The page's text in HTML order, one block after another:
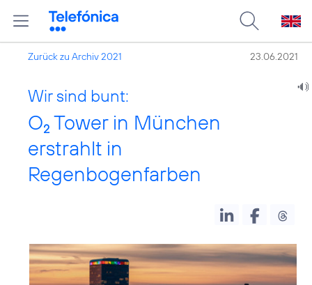
Zurück zu Archiv 2021 23.06.2021
Wir sind bunt:
O2 Tower in München
erstrahlt in
Regenbogenfarben